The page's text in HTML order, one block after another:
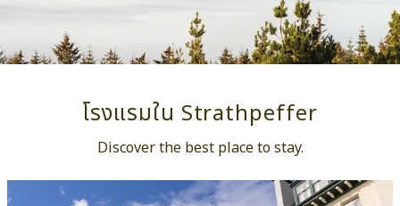
โรงแรมใน Strathpeffer
Discover the best place to stay.